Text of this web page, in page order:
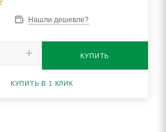
Нашли дешевле?
КУПИТЬ
КУПИТЬ В 1 КЛИК